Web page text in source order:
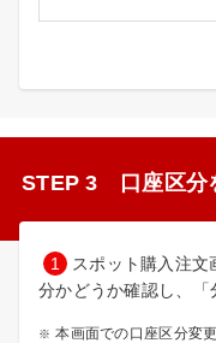
STEP 3 口座区分
1
スポット購入注
分かどうか確認し、「
本画面での口座区分変